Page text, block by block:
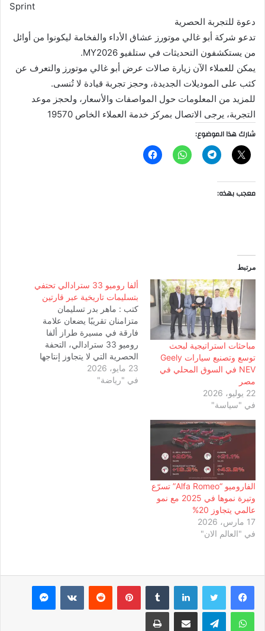
Sprint​
دعوة للتجربة الحصرية
تدعو شركة أبو غالي موتورز عشاق الأداء والفخامة ليكونوا من أوائل
من يستكشفون التحديثات في ستلفيو MY2026.​
يمكن للعملاء الآن زيارة صالات عرض أبو غالي موتورز والتعرف عن
كثب على الموديلات الجديدة، وحجز تجربة قيادة لا تُنسى.​
للمزيد من المعلومات حول المواصفات والأسعار، ولحجز موعد
التجربة، يرجى الاتصال بمركز خدمة العملاء الخاص 19570
شارك هذا الموضوع:
معجب بهذه:
مرتبط
مباحثات استراتيجية لبحث
توسع وتصنيع سيارات Geely
NEV في السوق المحلي في
مصر
22 يوليو، 2026
في "سياسة"
ألفا روميو 33 سترادالي تحتفي
بتسليمات تاريخية عبر قارتين
كتب : ماهر بدر تسليمان
متزامنان تقريبًا يضعان علامة
فارقة في مسيرة طراز ألفا
روميو 33 سترادالي، التحفة
الحصرية التي لا يتجاوز إنتاجها
33 وحدة حول العالم. في
أوستن بولاية تكساس، تسلّم
23 مايو، 2026
في "رياضة"
الفاروميو “Alfa Romeo” تسرّع
وتيرة نموها في 2025 مع نمو
عالمي يتجاوز 20%
17 مارس، 2026
في "العالم الان"
لينكدإن بينتيريست ماسنجر
واتساب تيلقرام مشاركة عبر البريد طباعة